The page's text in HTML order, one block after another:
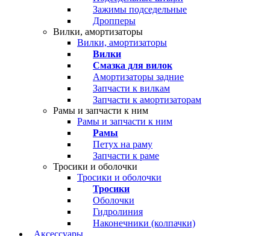
Зажимы подседельные
Дропперы
Вилки, амортизаторы
Вилки, амортизаторы
Вилки
Смазка для вилок
Амортизаторы задние
Запчасти к вилкам
Запчасти к амортизаторам
Рамы и запчасти к ним
Рамы и запчасти к ним
Рамы
Петух на раму
Запчасти к раме
Тросики и оболочки
Тросики и оболочки
Тросики
Оболочки
Гидролиния
Наконечники (колпачки)
Аксессуары